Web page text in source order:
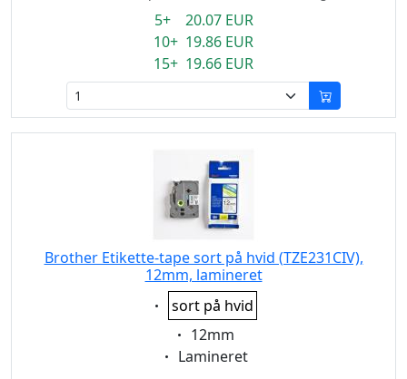
5+ 20.07 EUR
10+ 19.86 EUR
15+ 19.66 EUR
Brother Etikette-tape sort på hvid (TZE231CIV),
12mm, lamineret
Eigenschaft:
sort på hvid
Eigenschaft:
12mm
Eigenschaft:
Lamineret